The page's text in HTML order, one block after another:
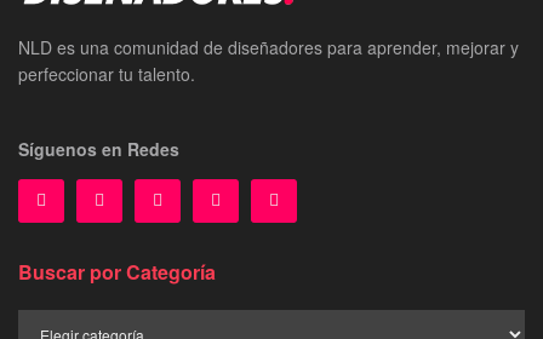
NLD es una comunidad de diseñadores para aprender, mejorar y
perfeccionar tu talento.
Síguenos en Redes
Buscar por Categoría